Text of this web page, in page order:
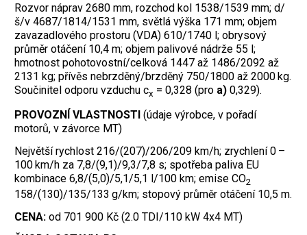
Rozvor náprav 2680 mm, rozchod kol 1538/1539 mm; d/
š/v 4687/1814/1531 mm, světlá výška 171 mm; objem
zavazadlového prostoru (VDA) 610/1740 l; obrysový
průměr otáčení 10,4 m; objem palivové nádrže 55 l;
hmotnost pohotovostní/celková 1447 až 1486/2092 až
2131 kg; přívěs nebrzděný/brzděný 750/1800 až 2000 kg.
Součinitel odporu vzduchu cx = 0,328 (pro a) 0,329).
PROVOZNÍ VLASTNOSTI (údaje výrobce, v pořadí
motorů, v závorce MT)
Největší rychlost 216/(207)/206/209 km/h; zrychlení 0 –
100 km/h za 7,8/(9,1)/9,3/7,8 s; spotřeba paliva EU
kombinace 6,8/(5,0)/5,1/5,1 l/100 km; emise CO2
158/(130)/135/133 g/km; stopový průměr otáčení 10,5 m.
CENA: od 701 900 Kč (2.0 TDI/110 kW 4x4 MT)